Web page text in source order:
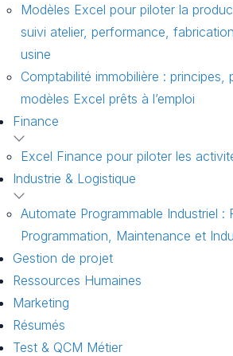
Modèles Excel pour piloter la
suivi atelier, performance,
usine
Comptabilité immobilière : principes,
modèles Excel prêts à l’emploi
Finance
Excel Finance pour piloter les
Industrie & Logistique
Automate Programmable Industriel :
Programmation, Maintenance et
Gestion de projet
Ressources Humaines
Marketing
Résumés
Test & QCM Métier